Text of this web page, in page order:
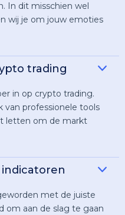
In dit misschien wel
wij je om jouw emoties
trading
in op crypto trading.
professionele tools
letten om de markt
indicatoren
met de juiste
om aan de slag te gaan